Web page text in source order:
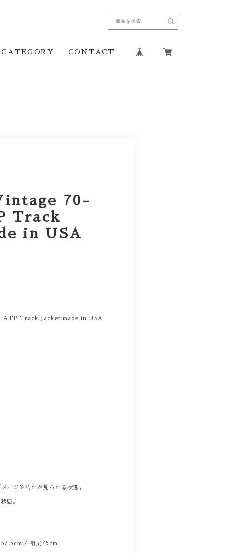
CATEGORY CONTACT
70-
Track
in USA
Track Jacket made in USA
ージや汚れが見られる状態。
態。
/ 裄丈75cm